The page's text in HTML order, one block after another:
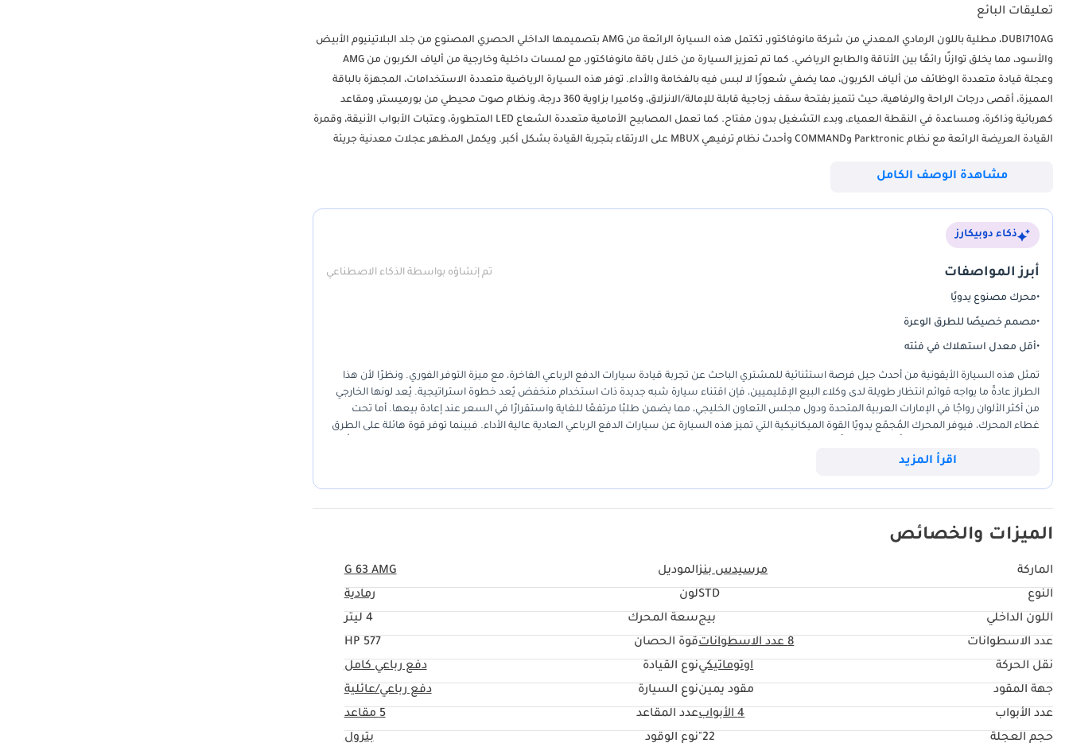
تعليقات البائع
DUBI710AG، مطلية باللون الرمادي المعدني من شركة مانوفاكتور، تكتمل هذه السيارة الرائعة من AMG بتصميمها الداخلي الحصري المصنوع من جلد البلاتينيوم الأبيض
والأسود، مما يخلق توازنًا رائعًا بين الأناقة والطابع الرياضي. كما تم تعزيز السيارة من خلال باقة مانوفاكتور، مع لمسات داخلية وخارجية من ألياف الكربون من AMG
وعجلة قيادة متعددة الوظائف من ألياف الكربون، مما يضفي شعورًا لا لبس فيه بالفخامة والأداء. توفر هذه السيارة الرياضية متعددة الاستخدامات، المجهزة بالباقة
المميزة، أقصى درجات الراحة والرفاهية، حيث تتميز بفتحة سقف زجاجية قابلة للإمالة/الانزلاق، وكاميرا بزاوية 360 درجة، ونظام صوت محيطي من بورميستر، ومقاعد
كهربائية وذاكرة، ومساعدة في النقطة العمياء، وبدء التشغيل بدون مفتاح. كما تعمل المصابيح الأمامية متعددة الشعاع LED المتطورة، وعتبات الأبواب الأنيقة، وقمرة
القيادة العريضة الرائعة مع نظام Parktronic وCOMMAND وأحدث نظام ترفيهي MBUX على الارتقاء بتجربة القيادة بشكل أكبر. ويكمل المظهر عجلات معدنية جريئة
مشاهدة الوصف الكامل
ذكاء دوبيكارز
أبرز المواصفات تم إنشاؤه بواسطة الذكاء الاصطناعي
•محرك مصنوع يدويًا
•مصمم خصيصًا للطرق الوعرة
•أقل معدل استهلاك في فئته
تمثل هذه السيارة الأيقونية من أحدث جيل فرصة استثنائية للمشتري الباحث عن تجربة قيادة سيارات الدفع الرباعي الفاخرة، مع ميزة التوفر الفوري. ونظرًا لأن هذا
الطراز عادةً ما يواجه قوائم انتظار طويلة لدى وكلاء البيع الإقليميين، فإن اقتناء سيارة شبه جديدة ذات استخدام منخفض يُعد خطوة استراتيجية. يُعد لونها الخارجي
من أكثر الألوان رواجًا في الإمارات العربية المتحدة ودول مجلس التعاون الخليجي، مما يضمن طلبًا مرتفعًا للغاية واستقرارًا في السعر عند إعادة بيعها. أما تحت
غطاء المحرك، فيوفر المحرك المُجمّع يدويًا القوة الميكانيكية التي تميز هذه السيارة عن سيارات الدفع الرباعي العادية عالية الأداء. فبينما توفر قوة هائلة على الطرق
هذه السيارة تحديدًا التوازن الأمثل بين الفخامة والأداء وقيمة إعادة البيع الرائدة في السوق.
اقرأ المزيد
الميزات والخصائص
الماركة مرسيدس بنزالموديل
G 63 AMG
النوع
STDلون
رمادية
اللون الداخلي
بيجسعة المحرك
4 ليتر
عدد الاسطوانات
8عدد الاسطواناتقوة الحصان
577 HP
نقل الحركة
اوتوماتيكينوع القيادة
دفع رباعي كامل
جهة المقود
مقود يميننوع السيارة
دفع رباعي/عائلية
عدد الأبواب
4 الأبواب عدد المقاعد
5 مقاعد
حجم العجلة
22" نوع الوقود
بترول